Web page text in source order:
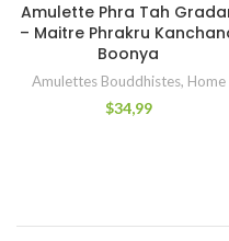
Amulette Phra Tah
– Maitre Phrakru
Boonya
Amulettes Bouddhistes, Home
$34,99